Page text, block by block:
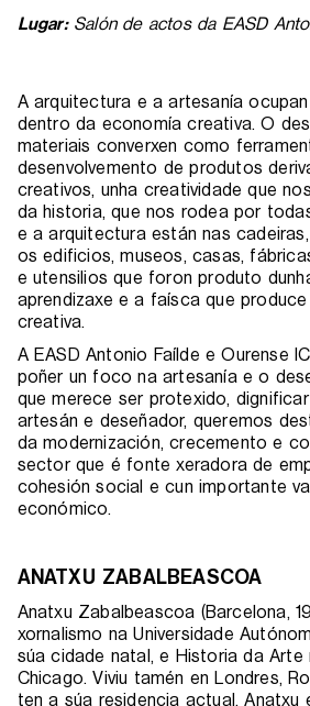
Lugar:Salón de actos da EASD
A arquitectura e a artesanía
dentro da economía creativa. O
materiais converxen como
desenvolvemento de produtos
creativos, unha creatividade que
da historia, que nos rodea por
e a arquitectura están nas
os edificios, museos, casas,
e utensilios que foron produto
aprendizaxe e a faísca que produce
creativa.
A EASD Antonio Faílde e Ourense
poñer un foco na artesanía e o
que merece ser protexido,
artesán e deseñador, queremos
da modernización, crecemento e
sector que é fonte xeradora de
cohesión social e cun importante
económico.
ANATXU ZABALBEASCOA
Anatxu Zabalbeascoa (Barcelona,
xornalismo na Universidade
súa cidade natal, e Historia da
Chicago. Viviu tamén en Londres,
ten a súa residencia actual. Anatxu